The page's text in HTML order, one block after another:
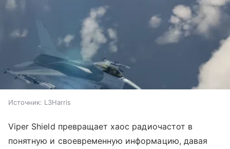
Источник: L3Harris
Viper Shield превращает хаос радиочастот в
понятную и своевременную информацию, давая